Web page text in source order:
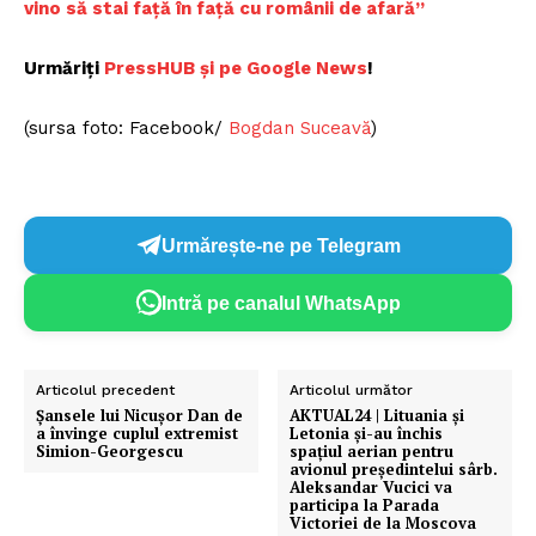
Un proiect
FREEDOM HOUSE ROMÂNIA
PRESShub
Despre noi / Echipa
vino să stai față în față cu românii de afară”
Urmăriți PressHUB și pe Google News!
(sursa foto: Facebook/ Bogdan Suceavă)
Urmărește-ne pe Telegram
Intră pe canalul WhatsApp
Articolul precedent
Șansele lui Nicușor Dan de
a învinge cuplul extremist
Simion-Georgescu
Articolul următor
AKTUAL24 | Lituania și
Letonia și-au închis
spațiul aerian pentru
avionul președintelui sârb.
Aleksandar Vucici va
participa la Parada
Victoriei de la Moscova